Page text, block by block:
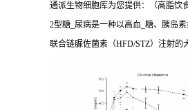
通派生物细胞库为您提供：（高脂饮
2型糖_尿病是一种以高血_糖、胰岛
联合链脲佐菌素（HFD/STZ）注射的